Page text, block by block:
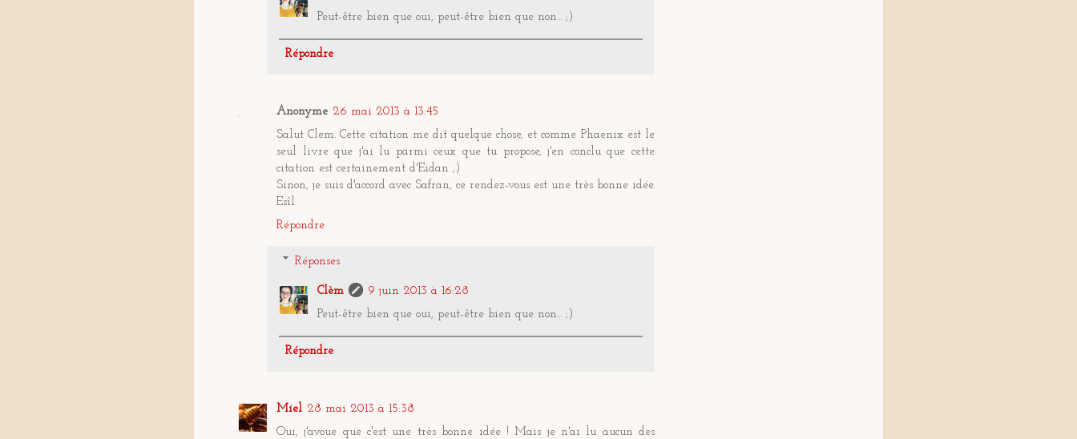
Peut-être bien que oui, peut-être bien que non... ;)
Répondre
Anonyme 26 mai 2013 à 13:45
Salut Clem. Cette citation me dit quelque chose, et comme Phaenix est le
seul livre que j'ai lu parmi ceux que tu propose, j'en conclu que cette
citation est certainement d'Eidan ;)
Sinon, je suis d'accord avec Safran, ce rendez-vous est une très bonne idée.
Esîl
Répondre
Réponses
Clèm
9 juin 2013 à 16:28
Peut-être bien que oui, peut-être bien que non... ;)
Répondre
Miel 28 mai 2013 à 15:38
Oui, j'avoue que c'est une très bonne idée ! Mais je n'ai lu aucun des